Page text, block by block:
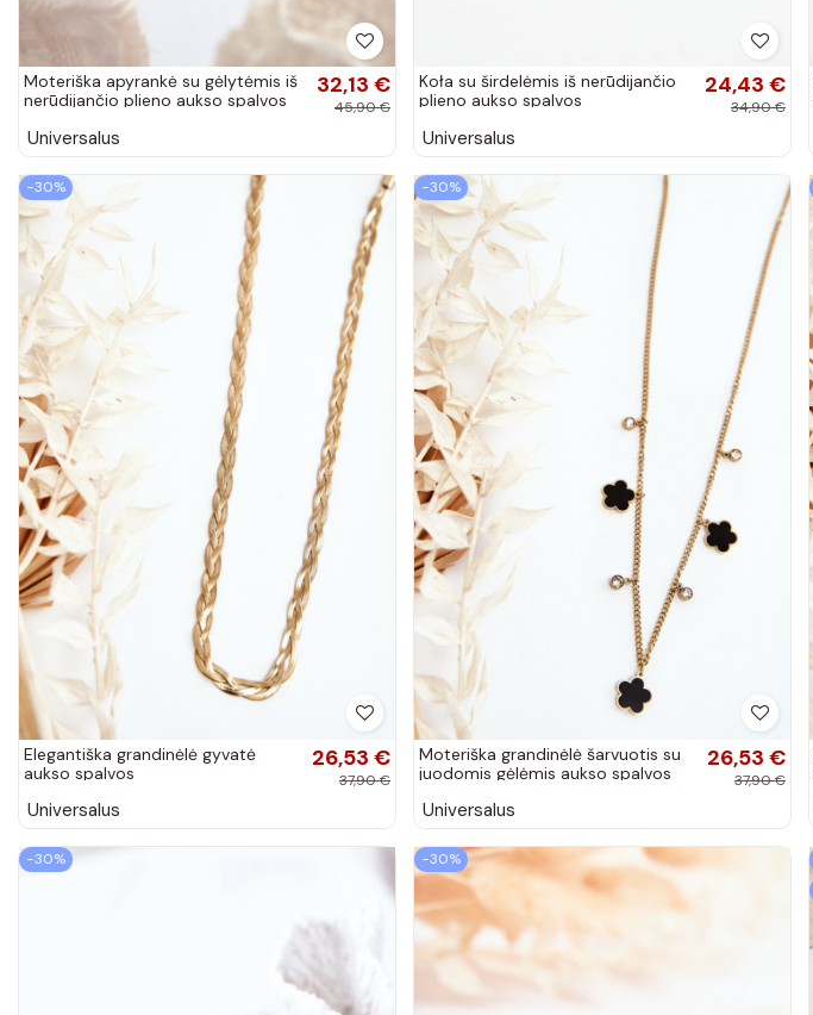
Moteriška apyrankė su gėlytėmis iš
nerūdijančio plieno aukso spalvos
32,13 €
45,90 €
Universalus
Koła su širdelėmis iš nerūdijančio
plieno aukso spalvos
24,43 €
34,90 €
Universalus
−30%
Elegantiška grandinėlė gyvatė
aukso spalvos
26,53 €
37,90 €
Universalus
−30%
Moteriška grandinėlė šarvuotis su
juodomis gėlėmis aukso spalvos
26,53 €
37,90 €
Universalus
−30% −30%